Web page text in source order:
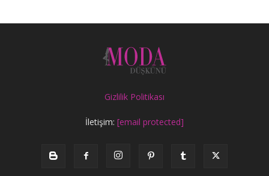
Gizlilik Politikası
İletişim: [email protected]